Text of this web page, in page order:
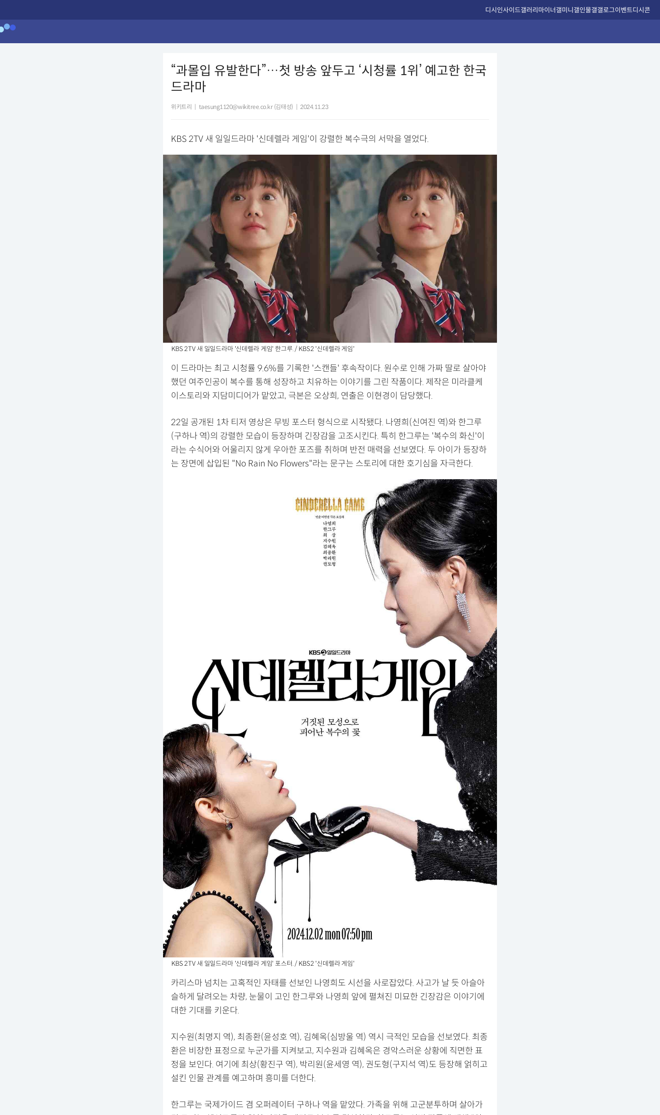
디시인사이드갤러리마이너갤미니갤인물갤갤로그이벤트디시콘
“과몰입 유발한다”…첫 방송 앞두고 ‘시청률 1위’ 예고한 한국
드라마
위키트리 taesung1120@wikitree.co.kr (김태성) 2024.11.23
KBS 2TV 새 일일드라마 '신데렐라 게임'이 강렬한 복수극의 서막을 열었다.
KBS 2TV 새 일일드라마 '신데렐라 게임' 한그루. / KBS2 '신데렐라 게임'
이 드라마는 최고 시청률 9.6%를 기록한 '스캔들' 후속작이다. 원수로 인해 가짜 딸로 살아야
했던 여주인공이 복수를 통해 성장하고 치유하는 이야기를 그린 작품이다. 제작은 미라클케
이스토리와 지담미디어가 맡았고, 극본은 오상희, 연출은 이현경이 담당했다.
22일 공개된 1차 티저 영상은 무빙 포스터 형식으로 시작됐다. 나영희(신여진 역)와 한그루
(구하나 역)의 강렬한 모습이 등장하며 긴장감을 고조시킨다. 특히 한그루는 '복수의 화신'이
라는 수식어와 어울리지 않게 우아한 포즈를 취하며 반전 매력을 선보였다. 두 아이가 등장하
는 장면에 삽입된 "No Rain No Flowers"라는 문구는 스토리에 대한 호기심을 자극한다.
KBS 2TV 새 일일드라마 '신데렐라 게임' 포스터. / KBS2 '신데렐라 게임'
카리스마 넘치는 고혹적인 자태를 선보인 나영희도 시선을 사로잡았다. 사고가 날 듯 아슬아
슬하게 달려오는 차량, 눈물이 고인 한그루와 나영희 앞에 펼쳐진 미묘한 긴장감은 이야기에
대한 기대를 키운다.
지수원(최명지 역), 최종환(윤성호 역), 김혜옥(심방울 역) 역시 극적인 모습을 선보였다. 최종
환은 비장한 표정으로 누군가를 지켜보고, 지수원과 김혜옥은 경악스러운 상황에 직면한 표
정을 보인다. 여기에 최상(황진구 역), 박리원(윤세영 역), 권도형(구지석 역)도 등장해 얽히고
설킨 인물 관계를 예고하며 흥미를 더한다.
한그루는 국제가이드 겸 오퍼레이터 구하나 역을 맡았다. 가족을 위해 고군분투하며 살아가